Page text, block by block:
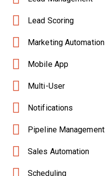
Lead Scoring
Marketing Automation
Mobile App
Multi-User
Notifications
Pipeline Management
Sales Automation
Scheduling